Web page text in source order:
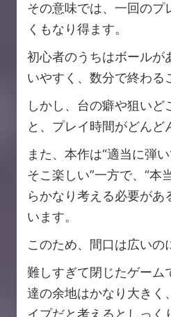
その意味では、一回のプ
くもなり得ます。
初心者のうちはボールが
いやすく、数分で終わる
しかし、台の癖や狙いど
と、プレイ時間がどんど
また、本作は“適当に弾
そこ楽しい”一方で、“本
らかなり考える必要があ
います。
このため、間口は広いの
難しすぎて閉じたゲーム
達の余地はかなり大きく
イプだと考えるとしっく